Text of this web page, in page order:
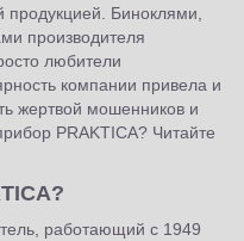
продукцией. Биноклями,
производителя
любители
компании привела и
жертвой мошенников и
PRAKTICA? Читайте
работающий с 1949